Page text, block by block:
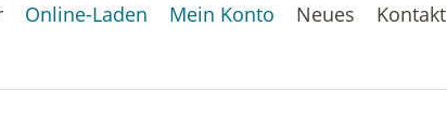
Online-Laden Mein Konto Neues Kontakt